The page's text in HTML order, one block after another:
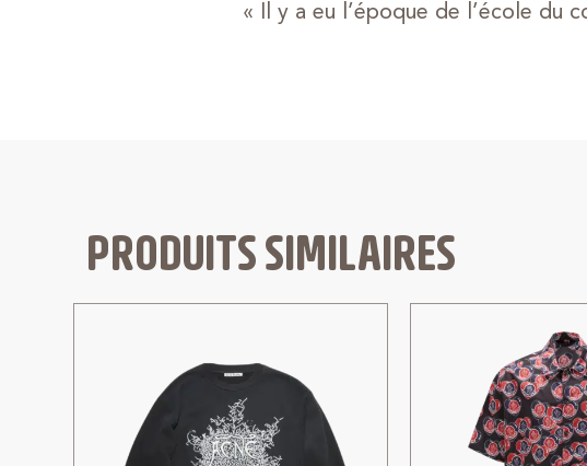
« Il y a eu l’époque de l’école du
PRODUITS SIMILAIRES